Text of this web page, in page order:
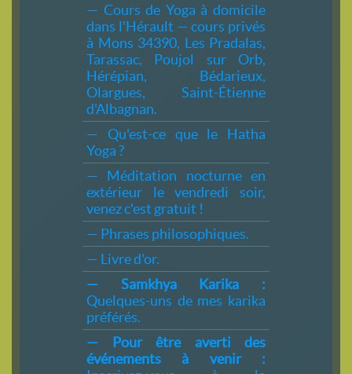
— Cours de Yoga à domicile
dans l'Hérault — cours privés
à Mons 34390, Les Pradalas,
Tarassac, Poujol sur Orb,
Hérépian, Bédarieux,
Olargues, Saint-Étienne
d'Albagnan.
— Qu'est-ce que le Hatha
Yoga ?
— Méditation nocturne en
extérieur le vendredi soir,
venez c'est gratuit !
— Phrases philosophiques.
— Livre d'or.
— Samkhya Karika :
Quelques-uns de mes karika
préférés.
— Pour être averti des
événements à venir :